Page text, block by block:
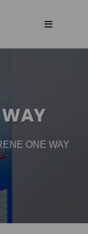
WAY
ONE WAY